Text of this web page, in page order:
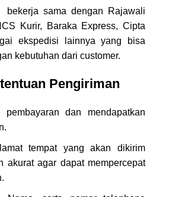
bekerja sama dengan Rajawali
Kurir, Baraka Express, Cipta
ekspedisi lainnya yang bisa
kebutuhan dari customer.
Pengiriman
pembayaran dan mendapatkan
tempat yang akan dikirim
akurat agar dapat mempercepat